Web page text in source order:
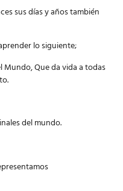
sus días y años también
lo siguiente;
Mundo, Que da vida a todas
del mundo.